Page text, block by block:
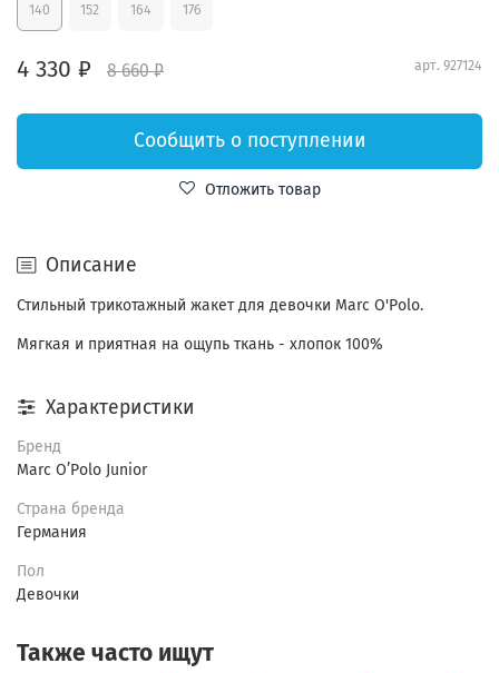
4 330 ₽ 8 660 ₽ арт. 927124
140 152 164 176
Сообщить о поступлении
Отложить товар
Описание
Стильный трикотажный жакет для девочки Marc O'Polo.
Мягкая и приятная на ощупь ткань - хлопок 100%
Характеристики
Бренд
Marc O’Polo Junior
Страна бренда
Германия
Пол
Девочки
Также часто ищут